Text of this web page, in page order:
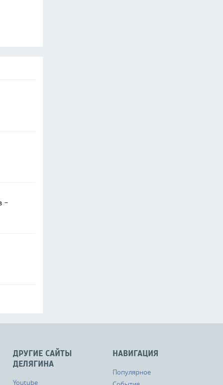
-
НАВИГАЦИЯ
Популярное
ДРУГИЕ САЙТЫ
ДЕЛЯГИНА
Youtube